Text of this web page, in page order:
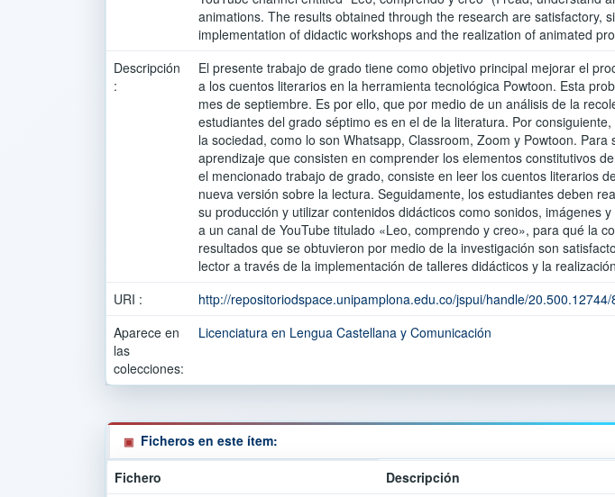
animations. The results obtained through the research are
implementation of didactic workshops and the realization of animated
Descripción
:
El presente trabajo de grado tiene como objetivo principal mejorar el
a los cuentos literarios en la herramienta tecnológica Powtoon. Esta
mes de septiembre. Es por ello, que por medio de un análisis de la
estudiantes del grado séptimo es en el de la literatura. Por
la sociedad, como lo son Whatsapp, Classroom, Zoom y Powtoon.
aprendizaje que consisten en comprender los elementos constitutivos
el mencionado trabajo de grado, consiste en leer los cuentos literarios
nueva versión sobre la lectura. Seguidamente, los estudiantes deben
su producción y utilizar contenidos didácticos como sonidos, imágenes
a un canal de YouTube titulado «Leo, comprendo y creo», para qué la
resultados que se obtuvieron por medio de la investigación son
lector a través de la implementación de talleres didácticos y la
URI :
http://repositoriodspace.unipamplona.edu.co/jspui/handle/20.500.12744/
Aparece en
las
colecciones:
Licenciatura en Lengua Castellana y Comunicación
Ficheros en este ítem:
Fichero Descripción